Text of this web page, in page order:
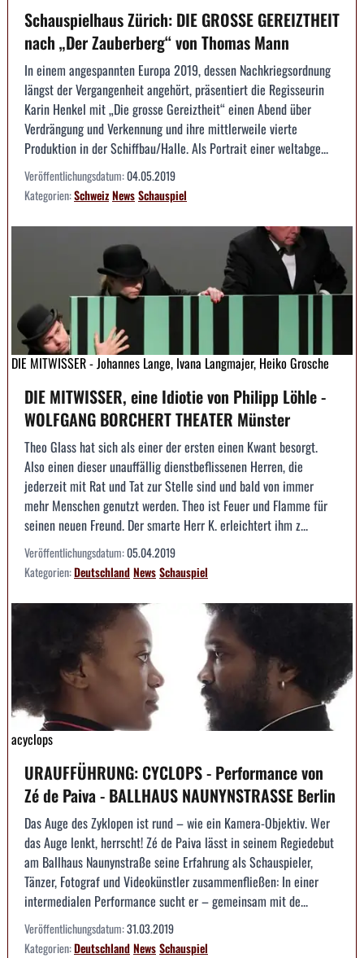
Schauspielhaus Zürich: DIE GROSSE GEREIZTHEIT
nach „Der Zauberberg“ von Thomas Mann
In einem angespannten Europa 2019, dessen Nachkriegsordnung
längst der Vergangenheit angehört, präsentiert die Regisseurin
Karin Henkel mit „Die grosse Gereiztheit“ einen Abend über
Verdrängung und Verkennung und ihre mittlerweile vierte
Produktion in der Schiffbau/Halle. Als Portrait einer weltabge...
Veröffentlichungsdatum:04.05.2019
Kategorien:SchweizNewsSchauspiel
DIE MITWISSER - Johannes Lange, Ivana Langmajer, Heiko Grosche
DIE MITWISSER, eine Idiotie von Philipp Löhle -
WOLFGANG BORCHERT THEATER Münster
Theo Glass hat sich als einer der ersten einen Kwant besorgt.
Also einen dieser unauffällig dienstbeflissenen Herren, die
jederzeit mit Rat und Tat zur Stelle sind und bald von immer
mehr Menschen genutzt werden. Theo ist Feuer und Flamme für
seinen neuen Freund. Der smarte Herr K. erleichtert ihm z...
Veröffentlichungsdatum:05.04.2019
Kategorien:DeutschlandNewsSchauspiel
acyclops
URAUFFÜHRUNG: CYCLOPS - Performance von
Zé de Paiva - BALLHAUS NAUNYNSTRASSE Berlin
Das Auge des Zyklopen ist rund – wie ein Kamera-Objektiv. Wer
das Auge lenkt, herrscht! Zé de Paiva lässt in seinem Regiedebut
am Ballhaus Naunynstraße seine Erfahrung als Schauspieler,
Tänzer, Fotograf und Videokünstler zusammenfließen: In einer
intermedialen Performance sucht er – gemeinsam mit de...
Veröffentlichungsdatum:31.03.2019
Kategorien:DeutschlandNewsSchauspiel